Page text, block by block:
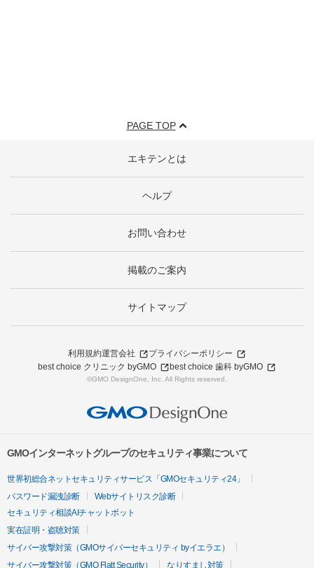
PAGE TOP
エキテンとは
ヘルプ
お問い合わせ
掲載のご案内
サイトマップ
利用規約運営会社
プライバシーポリシー
best choice クリニック byGMO
best choice 歯科 byGMO
©GMO DesignOne, Inc. All Rights reserved.
GMOインターネットグループのセキュリティ事業について
世界初総合ネットセキュリティサービス「GMOセキュリティ24」
パスワード漏洩診断
Webサイトリスク診断
セキュリティ相談AIチャットボット
実在証明・盗聴対策
サイバー攻撃対策（GMOサイバーセキュリティ byイエラエ）
サイバー攻撃対策（GMO Flatt Security）
なりすまし対策